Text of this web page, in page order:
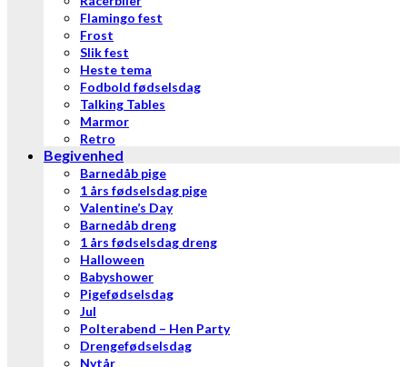
Flamingo fest
Frost
Slik fest
Heste tema
Fodbold fødselsdag
Talking Tables
Marmor
Retro
Begivenhed
Barnedåb pige
1 års fødselsdag pige
Valentine’s Day
Barnedåb dreng
1 års fødselsdag dreng
Halloween
Babyshower
Pigefødselsdag
Jul
Polterabend – Hen Party
Drengefødselsdag
Nytår